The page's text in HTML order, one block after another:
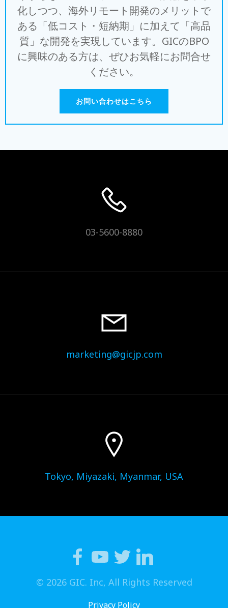
化しつつ、海外リモート開発のメリットで
ある「低コスト・短納期」に加えて「高品
質」な開発を実現しています。GICのBPO
に興味のある方は、ぜひお気軽にお問合せ
ください。
お問い合わせはこちら
03-5600-8880
marketing@gicjp.com
Tokyo, Miyazaki, Myanmar, USA
© 2026 GIC. Inc, All Rights Reserved
Privacy Policy